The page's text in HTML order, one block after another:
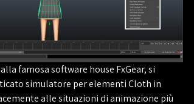
famosa software house FxGear, si
simulatore per elementi Cloth in
alle situazioni di animazione più